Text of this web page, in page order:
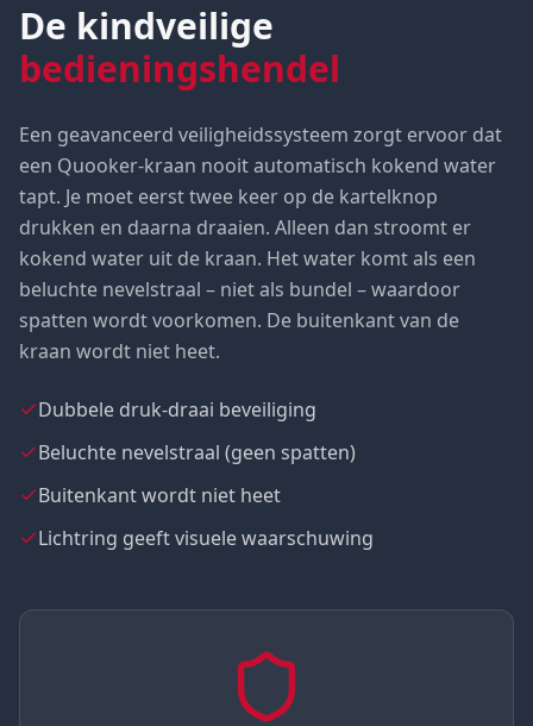
De kindveilige
bedieningshendel
Een geavanceerd veiligheidssysteem zorgt ervoor dat
een Quooker-kraan nooit automatisch kokend water
tapt. Je moet eerst twee keer op de kartelknop
drukken en daarna draaien. Alleen dan stroomt er
kokend water uit de kraan. Het water komt als een
beluchte nevelstraal – niet als bundel – waardoor
spatten wordt voorkomen. De buitenkant van de
kraan wordt niet heet.
Dubbele druk-draai beveiliging
Beluchte nevelstraal (geen spatten)
Buitenkant wordt niet heet
Lichtring geeft visuele waarschuwing